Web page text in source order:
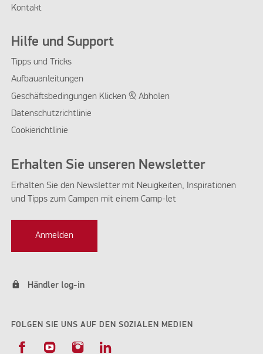
Kontakt
Hilfe und Support
Tipps und Tricks
Aufbauanleitungen
Geschäftsbedingungen Klicken & Abholen
Datenschutzrichtlinie
Cookierichtlinie
Erhalten Sie unseren Newsletter
Erhalten Sie den Newsletter mit Neuigkeiten, Inspirationen
und Tipps zum Campen mit einem Camp-let
Anmelden
lock Händler log-in
FOLGEN SIE UNS AUF DEN SOZIALEN MEDIEN